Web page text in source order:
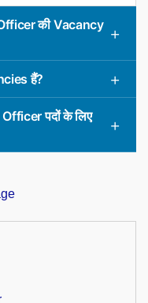
की Vacancy
हैं?
पदों के लिए